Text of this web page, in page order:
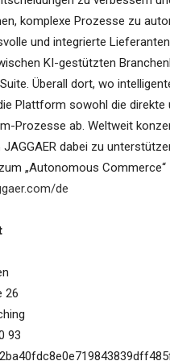
komplexe Prozesse zu
und integrierte
KI-gestützten
Suite. Überall dort, wo
Plattform sowohl die
Prozesse ab. Weltweit
JAGGAER dabei zu
„Autonomous
de
26
93